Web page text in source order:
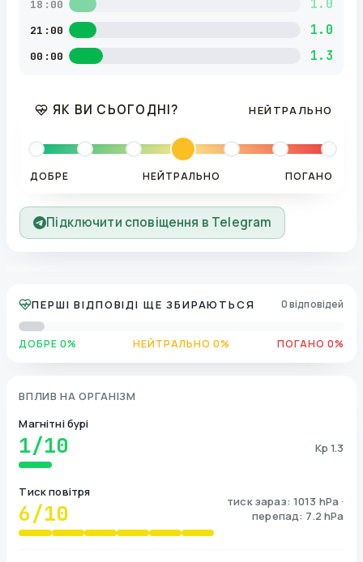
18:00 1.0
21:00 1.0
00:00 1.3
ЯК ВИ СЬОГОДНІ? НЕЙТРАЛЬНО
ДОБРЕ НЕЙТРАЛЬНО ПОГАНО
Підключити сповіщення в Telegram
ПЕРШІ ВІДПОВІДІ ЩЕ ЗБИРАЮТЬСЯ 0 відповідей
ДОБРЕ 0% НЕЙТРАЛЬНО 0% ПОГАНО 0%
ВПЛИВ НА ОРГАНІЗМ
Магнітні бурі
1/10 Kp 1.3
Тиск повітря
6/10
тиск зараз: 1013 hPa ·
перепад: 7.2 hPa